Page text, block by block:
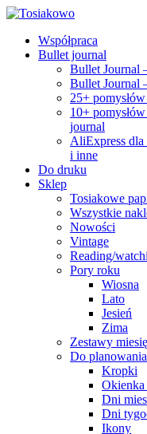
Współpraca
Bullet journal
Bullet Journal
Bullet Journal
25+
10+
journal
AliExpress
i inne
Do druku
Sklep
Tosiakowe
Wszystkie
Nowości
Vintage
Reading/
Pory roku
Wiosna
Lato
Jesień
Zima
Zestawy
Do planowania
Kropki
Okienka
Dni
Dni
Ikony